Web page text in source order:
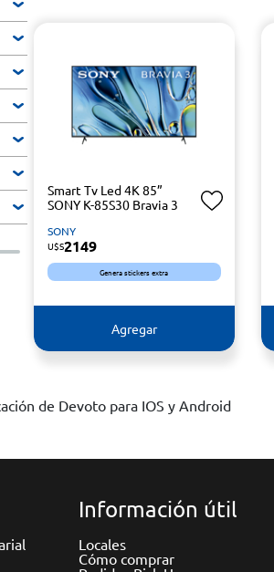
Smart Tv Led 4K 85”
SONY K-85S30 Bravia 3
SONY
U$S2149
Genera stickers extra
Agregar
de Devoto para IOS y Android
Información útil
Locales
Cómo comprar